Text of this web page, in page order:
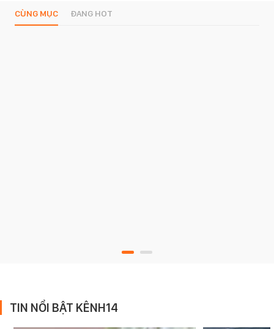
CÙNG MỤC ĐANG HOT
TIN NỔI BẬT KÊNH14